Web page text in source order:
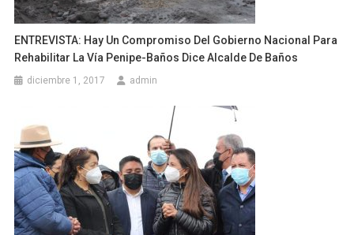
ENTREVISTA: Hay Un Compromiso Del Gobierno Nacional Para
Rehabilitar La Vía Penipe-Baños Dice Alcalde De Baños
diciembre 1, 2017 admin